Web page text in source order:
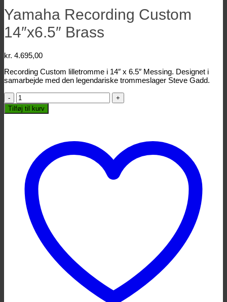
Yamaha Recording Custom
14″x6.5″ Brass
kr. 4.695,00
Recording Custom lilletromme i 14″ x 6.5″ Messing. Designet i
samarbejde med den legendariske trommeslager Steve Gadd.
Yamaha
Recording
Custom
Tilføj til kurv